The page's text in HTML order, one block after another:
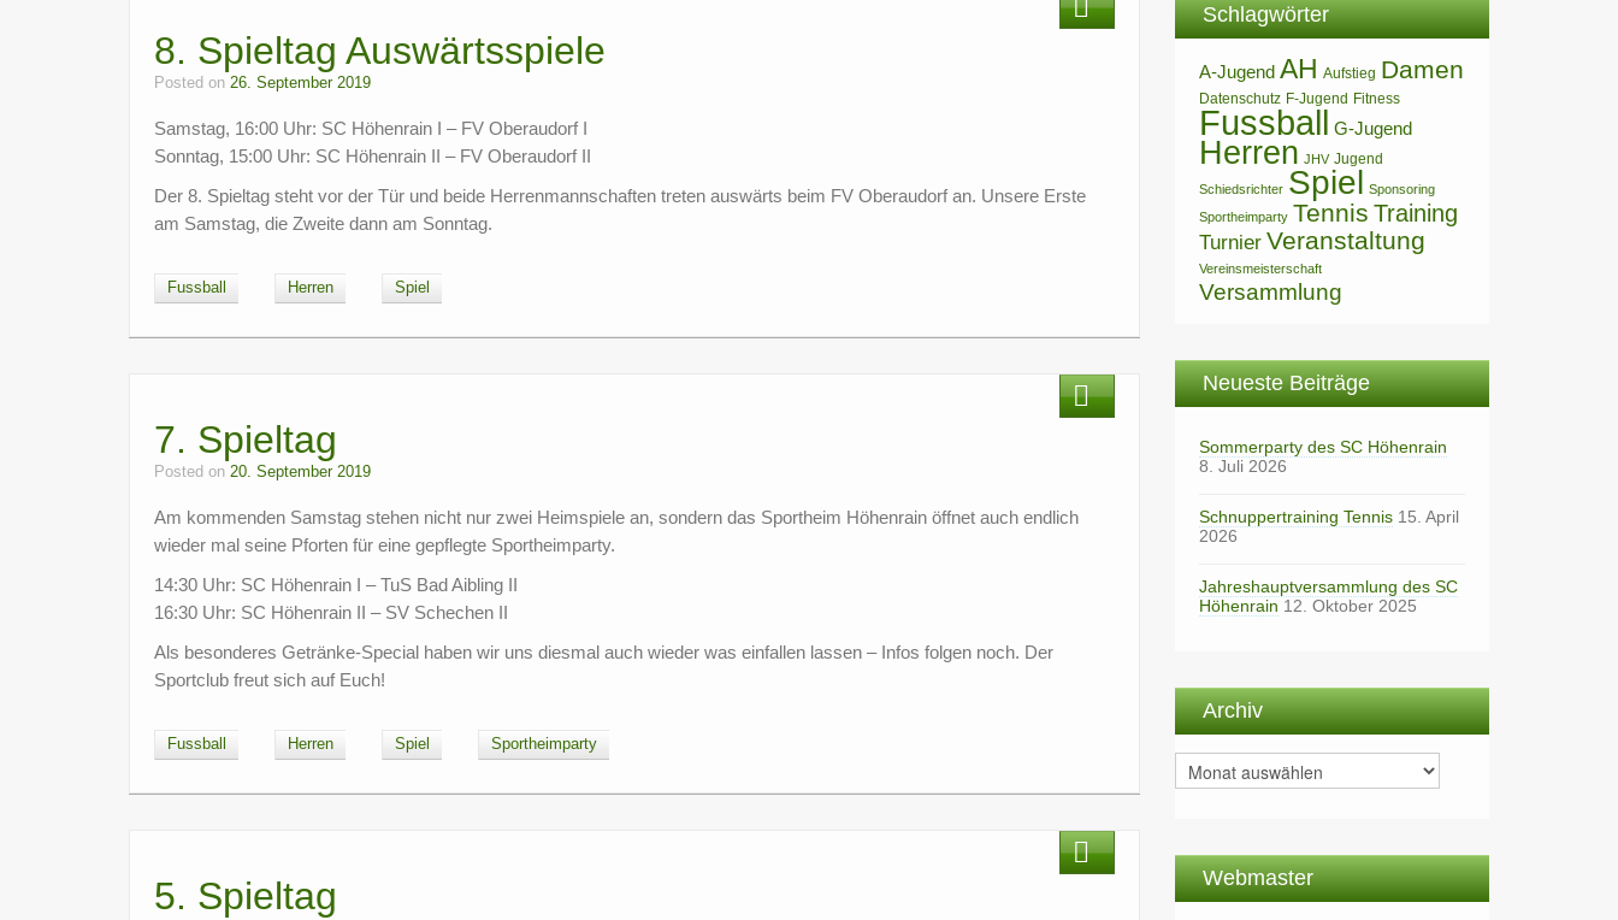
8. Spieltag Auswärtsspiele
Posted on 26. September 2019
Samstag, 16:00 Uhr: SC Höhenrain I – FV Oberaudorf I
Sonntag, 15:00 Uhr: SC Höhenrain II – FV Oberaudorf II
Der 8. Spieltag steht vor der Tür und beide Herrenmannschaften treten auswärts beim FV Oberaudorf an. Unsere Erste
am Samstag, die Zweite dann am Sonntag.
Fussball Herren Spiel
7. Spieltag
Posted on 20. September 2019
Am kommenden Samstag stehen nicht nur zwei Heimspiele an, sondern das Sportheim Höhenrain öffnet auch endlich
wieder mal seine Pforten für eine gepflegte Sportheimparty.
14:30 Uhr: SC Höhenrain I – TuS Bad Aibling II
16:30 Uhr: SC Höhenrain II – SV Schechen II
Als besonderes Getränke-Special haben wir uns diesmal auch wieder was einfallen lassen – Infos folgen noch. Der
Sportclub freut sich auf Euch!
Fussball Herren Spiel Sportheimparty
5. Spieltag
Schlagwörter
A-Jugend AH Aufstieg Damen
Datenschutz F-Jugend Fitness
Fussball G-Jugend
Herren JHV Jugend
Schiedsrichter Spiel Sponsoring
Sportheimparty Tennis Training
Turnier Veranstaltung
Vereinsmeisterschaft
Versammlung
Neueste Beiträge
Sommerparty des SC Höhenrain
8. Juli 2026
Schnuppertraining Tennis 15. April
2026
Jahreshauptversammlung des SC
Höhenrain 12. Oktober 2025
Archiv
Archiv
Webmaster